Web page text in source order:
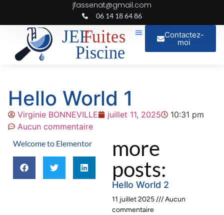
jfassenat@gmail.com
06 14 18 64 86
Contactez-
moi
Hello World 1
Virginie BONNEVILLE juillet 11, 2025
10:31 pm
Aucun commentaire
Welcome to Elementor
more
posts:
Hello World 2
11 juillet 2025
Aucun
commentaire